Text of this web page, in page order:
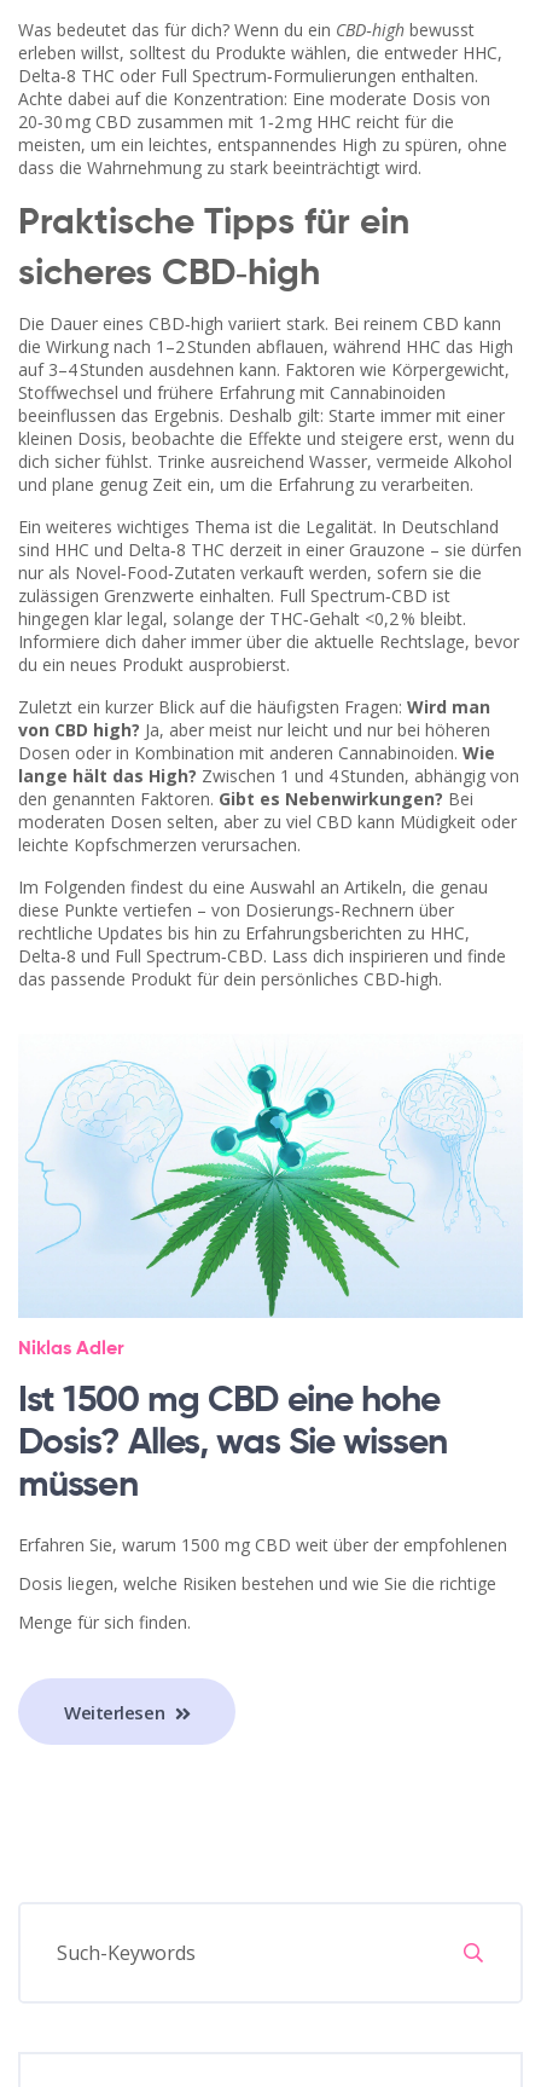
Was bedeutet das für dich? Wenn du ein CBD‑high bewusst
erleben willst, solltest du Produkte wählen, die entweder HHC,
Delta‑8 THC oder Full Spectrum‑Formulierungen enthalten.
Achte dabei auf die Konzentration: Eine moderate Dosis von
20‑30 mg CBD zusammen mit 1‑2 mg HHC reicht für die
meisten, um ein leichtes, entspannendes High zu spüren, ohne
dass die Wahrnehmung zu stark beeinträchtigt wird.
Praktische Tipps für ein
sicheres CBD‑high
Die Dauer eines CBD‑high variiert stark. Bei reinem CBD kann
die Wirkung nach 1–2 Stunden abflauen, während HHC das High
auf 3–4 Stunden ausdehnen kann. Faktoren wie Körpergewicht,
Stoffwechsel und frühere Erfahrung mit Cannabinoiden
beeinflussen das Ergebnis. Deshalb gilt: Starte immer mit einer
kleinen Dosis, beobachte die Effekte und steigere erst, wenn du
dich sicher fühlst. Trinke ausreichend Wasser, vermeide Alkohol
und plane genug Zeit ein, um die Erfahrung zu verarbeiten.
Ein weiteres wichtiges Thema ist die Legalität. In Deutschland
sind HHC und Delta‑8 THC derzeit in einer Grauzone – sie dürfen
nur als Novel‑Food‑Zutaten verkauft werden, sofern sie die
zulässigen Grenzwerte einhalten. Full Spectrum‑CBD ist
hingegen klar legal, solange der THC‑Gehalt <0,2 % bleibt.
Informiere dich daher immer über die aktuelle Rechtslage, bevor
du ein neues Produkt ausprobierst.
Zuletzt ein kurzer Blick auf die häufigsten Fragen: Wird man
von CBD high? Ja, aber meist nur leicht und nur bei höheren
Dosen oder in Kombination mit anderen Cannabinoiden. Wie
lange hält das High? Zwischen 1 und 4 Stunden, abhängig von
den genannten Faktoren. Gibt es Nebenwirkungen? Bei
moderaten Dosen selten, aber zu viel CBD kann Müdigkeit oder
leichte Kopfschmerzen verursachen.
Im Folgenden findest du eine Auswahl an Artikeln, die genau
diese Punkte vertiefen – von Dosierungs‑Rechnern über
rechtliche Updates bis hin zu Erfahrungsberichten zu HHC,
Delta‑8 und Full Spectrum‑CBD. Lass dich inspirieren und finde
das passende Produkt für dein persönliches CBD‑high.
Niklas Adler
Ist 1500 mg CBD eine hohe
Dosis? Alles, was Sie wissen
müssen
Erfahren Sie, warum 1500 mg CBD weit über der empfohlenen
Dosis liegen, welche Risiken bestehen und wie Sie die richtige
Menge für sich finden.
Weiterlesen